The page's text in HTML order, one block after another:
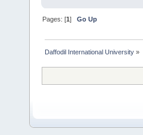
Pages: [1]Go Up
Daffodil International University »